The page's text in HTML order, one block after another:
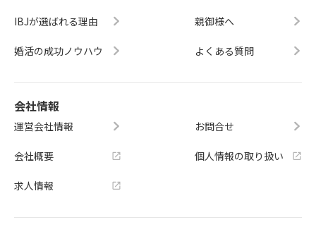
IBJが選ばれる理由
婚活の成功ノウハウ
親御様へ
よくある質問
会社情報
運営会社情報
会社概要
求人情報
お問合せ
個人情報の取り扱い